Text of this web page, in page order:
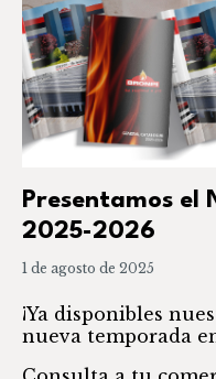
Presentamos el
2025-2026
1 de agosto de 2025
¡Ya disponibles
nueva temporada